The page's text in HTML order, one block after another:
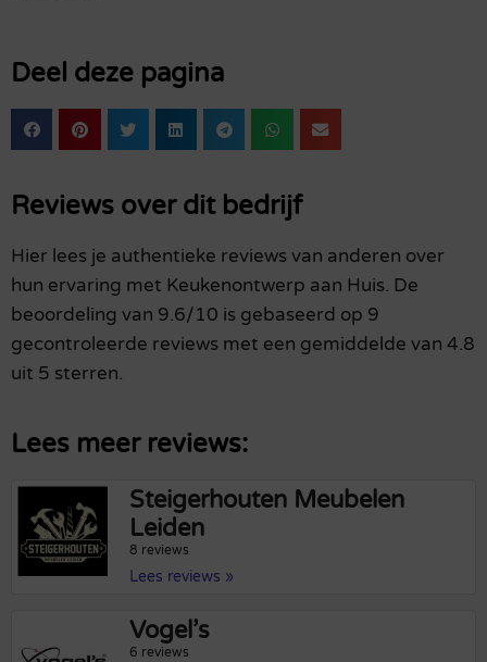
Deel deze pagina
Reviews over dit bedrijf
Hier lees je authentieke reviews van anderen over
hun ervaring met Keukenontwerp aan Huis. De
beoordeling van 9.6/10 is gebaseerd op 9
gecontroleerde reviews met een gemiddelde van 4.8
uit 5 sterren.
Lees meer reviews:
Steigerhouten Meubelen
Leiden
8 reviews
Lees reviews »
Vogel’s
6 reviews